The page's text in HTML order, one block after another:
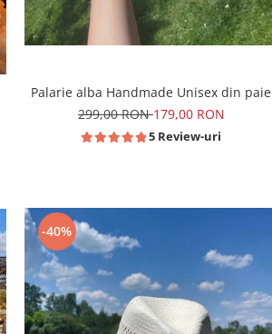
Palarie alba Handmade Unisex din paie
299,00 RON179,00 RON
5 Review-uri
-40%